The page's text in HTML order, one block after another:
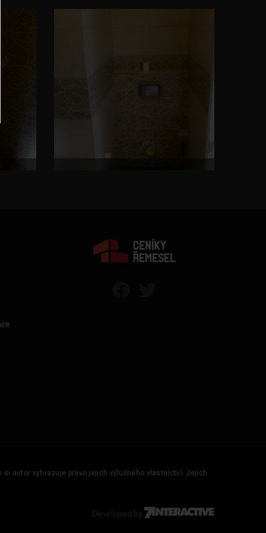
autor vyhrazuje právo jejich výlučného vlastnictví. Jejich
Developed by